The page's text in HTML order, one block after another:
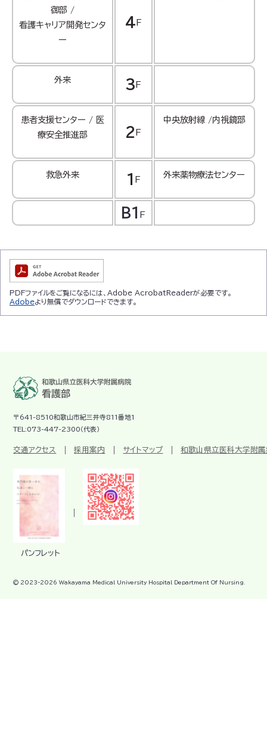
御部 /
看護キャリア開発センタ
ー
4F
外来 3 F
患者支援センター / 医
療安全推進部
2 F
中央放射線 /内視鏡部
救急外来 1 F
外来薬物療法センター
B1 F
PDFファイルをご覧になるには、Adobe AcrobatReaderが必要です。
Adobeより無償でダウンロードできます。
〒641-8510和歌山市紀三井寺811番地1
TEL:073-447-2300（代表）
交通アクセス 採用案内 サイトマップ 和歌山県立医科大学附
パンフレット
© 2023-2026 Wakayama Medical University Hospital Department Of Nursing.